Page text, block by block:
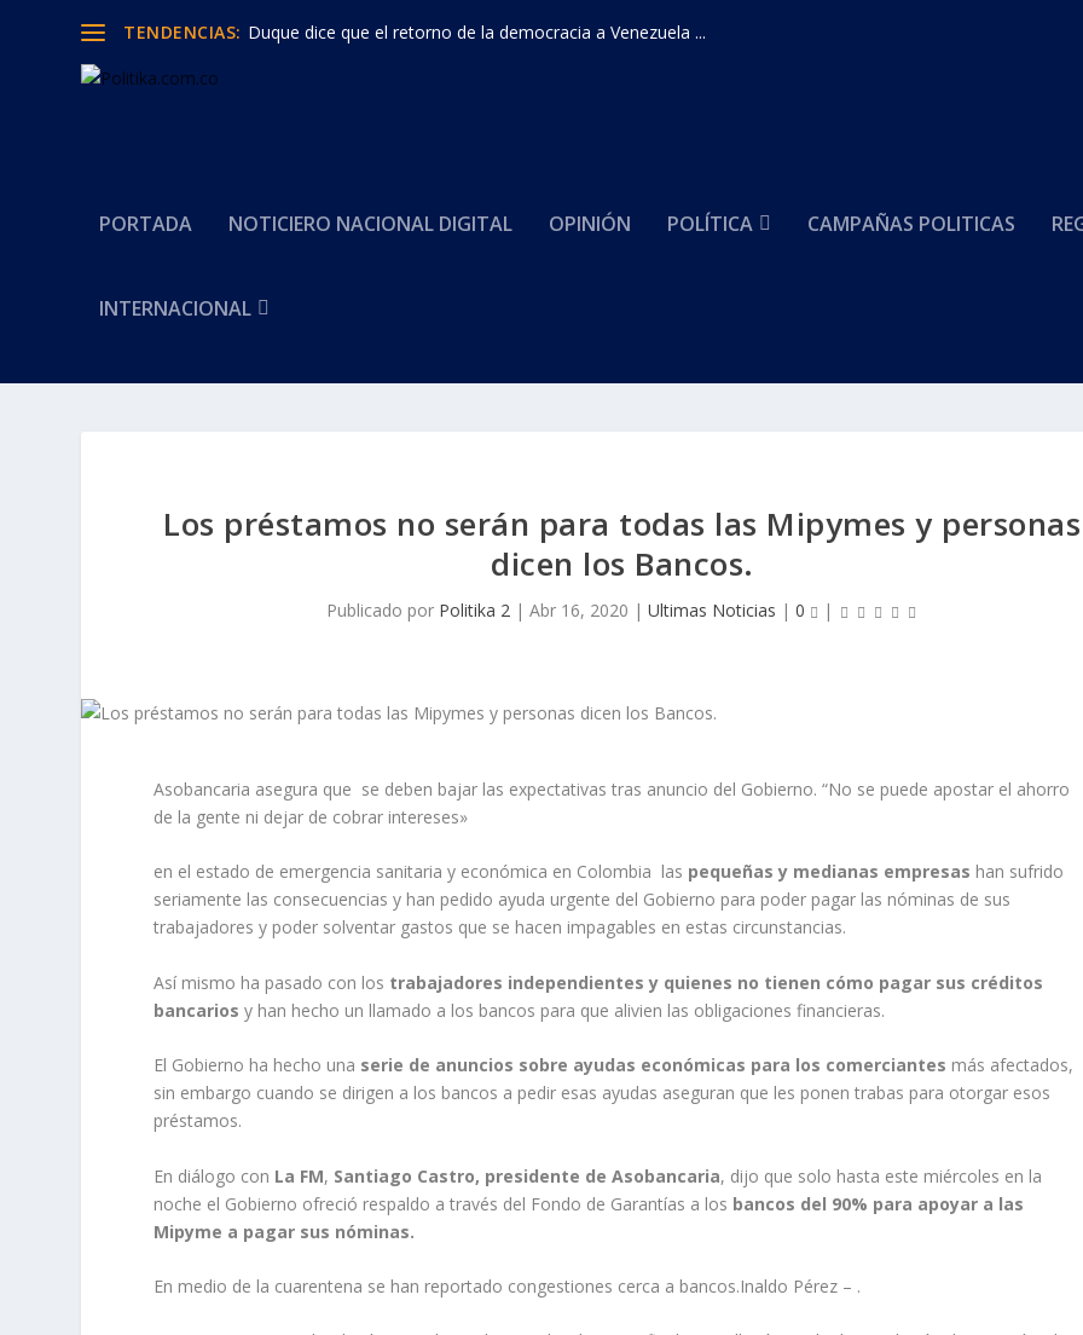
TENDENCIAS: Duque dice que el retorno de la democracia a Venezuela ...
PORTADA NOTICIERO NACIONAL DIGITAL OPINIÓN POLÍTICA CAMPAÑAS POLITICAS
INTERNACIONAL
Los préstamos no serán para todas las Mipymes y personas
dicen los Bancos.
Publicado por Politika 2 |Abr 16, 2020 |Ultimas Noticias |0 |
Asobancaria asegura que se deben bajar las expectativas tras anuncio del Gobierno. “No se puede apostar el ahorro
de la gente ni dejar de cobrar intereses»
en el estado de emergencia sanitaria y económica en Colombia las pequeñas y medianas empresas han sufrido
seriamente las consecuencias y han pedido ayuda urgente del Gobierno para poder pagar las nóminas de sus
trabajadores y poder solventar gastos que se hacen impagables en estas circunstancias.
Así mismo ha pasado con los trabajadores independientes y quienes no tienen cómo pagar sus créditos
bancarios y han hecho un llamado a los bancos para que alivien las obligaciones financieras.
El Gobierno ha hecho una serie de anuncios sobre ayudas económicas para los comerciantes más afectados,
sin embargo cuando se dirigen a los bancos a pedir esas ayudas aseguran que les ponen trabas para otorgar esos
préstamos.
En diálogo con La FM, Santiago Castro, presidente de Asobancaria, dijo que solo hasta este miércoles en la
noche el Gobierno ofreció respaldo a través del Fondo de Garantías a los bancos del 90% para apoyar a las
Mipyme a pagar sus nóminas.
En medio de la cuarentena se han reportado congestiones cerca a bancos.Inaldo Pérez – .